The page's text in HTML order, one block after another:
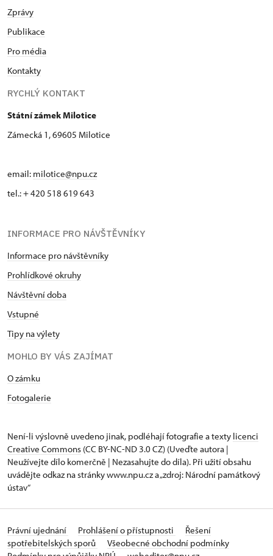
Zprávy
Publikace
Pro média
Kontakty
RYCHLÝ KONTAKT
Státní zámek Milotice
Zámecká 1, 69605 Milotice
email: milotice@npu.cz
tel.: + 420 518 619 643
INFORMACE PRO NÁVŠTĚVNÍKY
Informace pro návštěvníky
Prohlídkové okruhy
Návštěvní doba
Vstupné
Tipy na výlety
MOHLO BY VÁS ZAJÍMAT
O zámku
Fotogalerie
Není-li výslovně uvedeno jinak, podléhají fotografie a texty licenci
Creative Commons (CC BY-NC-ND 3.0 CZ) (Uveďte autora |
Neužívejte dílo komerčně | Nezasahujte do díla). Při užití obsahu
uvádějte odkaz na stránky www.npu.cz a „zdroj: Národní památkový
ústav“
Právní ujednání Prohlášení o přístupnosti
Řešení
spotřebitelských sporů
Všeobecné obchodní podmínky